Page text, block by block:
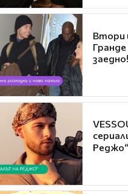
Втори